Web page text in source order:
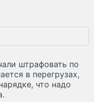
штрафовать по
в перегрузах,
что надо